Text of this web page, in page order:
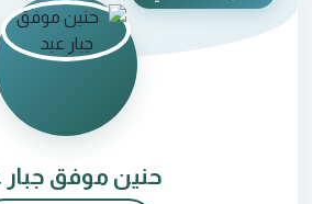
حنين موفق جبار